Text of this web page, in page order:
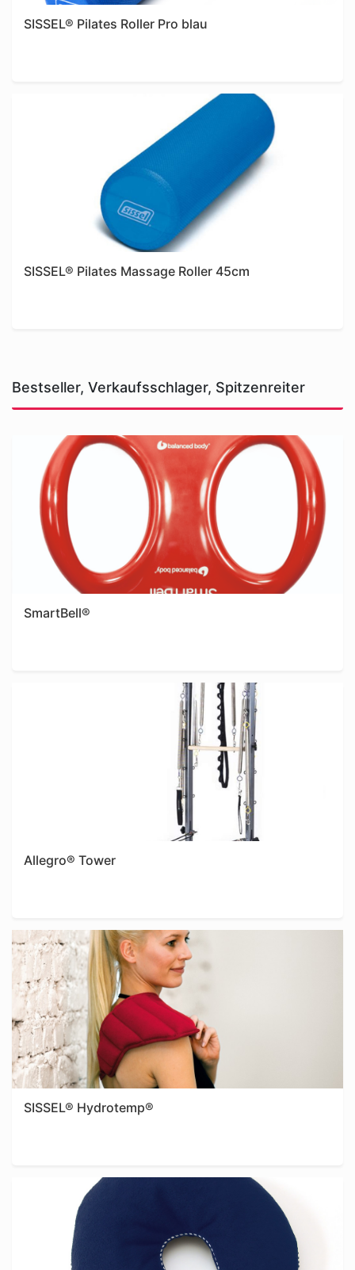
Shop
SISSEL® Pilates Roller Pro blau
SISSEL® Pilates Massage Roller 45cm
Bestseller, Verkaufsschlager, Spitzenreiter
SmartBell®
Allegro® Tower
SISSEL® Hydrotemp®